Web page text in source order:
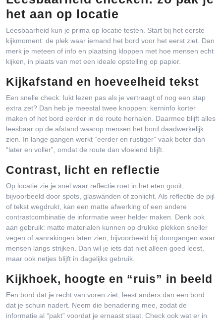
het aan op locatie
Leesbaarheid kun je prima op locatie testen. Start bij het eerste
kijkmoment: de plek waar iemand het bord voor het eerst ziet. Dan
merk je meteen of info en plaatsing kloppen met hoe mensen echt
kijken, in plaats van met een ideale opstelling op papier.
Kijkafstand en hoeveelheid tekst
Een snelle check: lukt lezen pas als je vertraagt of nog een stap
extra zet? Dan heb je meestal twee knoppen: kerninfo korter
maken of het bord eerder in de route herhalen. Daarmee blijft alles
leesbaar op de afstand waarop mensen het bord daadwerkelijk
zien. In lange gangen werkt “eerder en rustiger” vaak beter dan
“later en voller”, omdat de route dan vloeiend blijft.
Contrast, licht en reflectie
Op locatie zie je snel waar reflectie roet in het eten gooit,
bijvoorbeeld door spots, glaswanden of zonlicht. Als reflectie de pijl
of tekst wegdrukt, kan een matte afwerking of een andere
contrastcombinatie de informatie weer helder maken. Denk ook
aan gebruik: matte materialen kunnen op drukke plekken sneller
vegen of aanrakingen laten zien, bijvoorbeeld bij doorgangen waar
mensen langs strijken. Dan wil je iets dat niet alleen goed leest,
maar ook netjes blijft in dagelijks gebruik.
Kijkhoek, hoogte en “ruis” in beeld
Een bord dat je recht van voren ziet, leest anders dan een bord
dat je schuin nadert. Neem die benadering mee, zodat de
informatie al “pakt” voordat je ernaast staat. Check ook wat er in